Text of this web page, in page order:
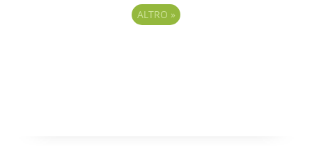
ALTRO »